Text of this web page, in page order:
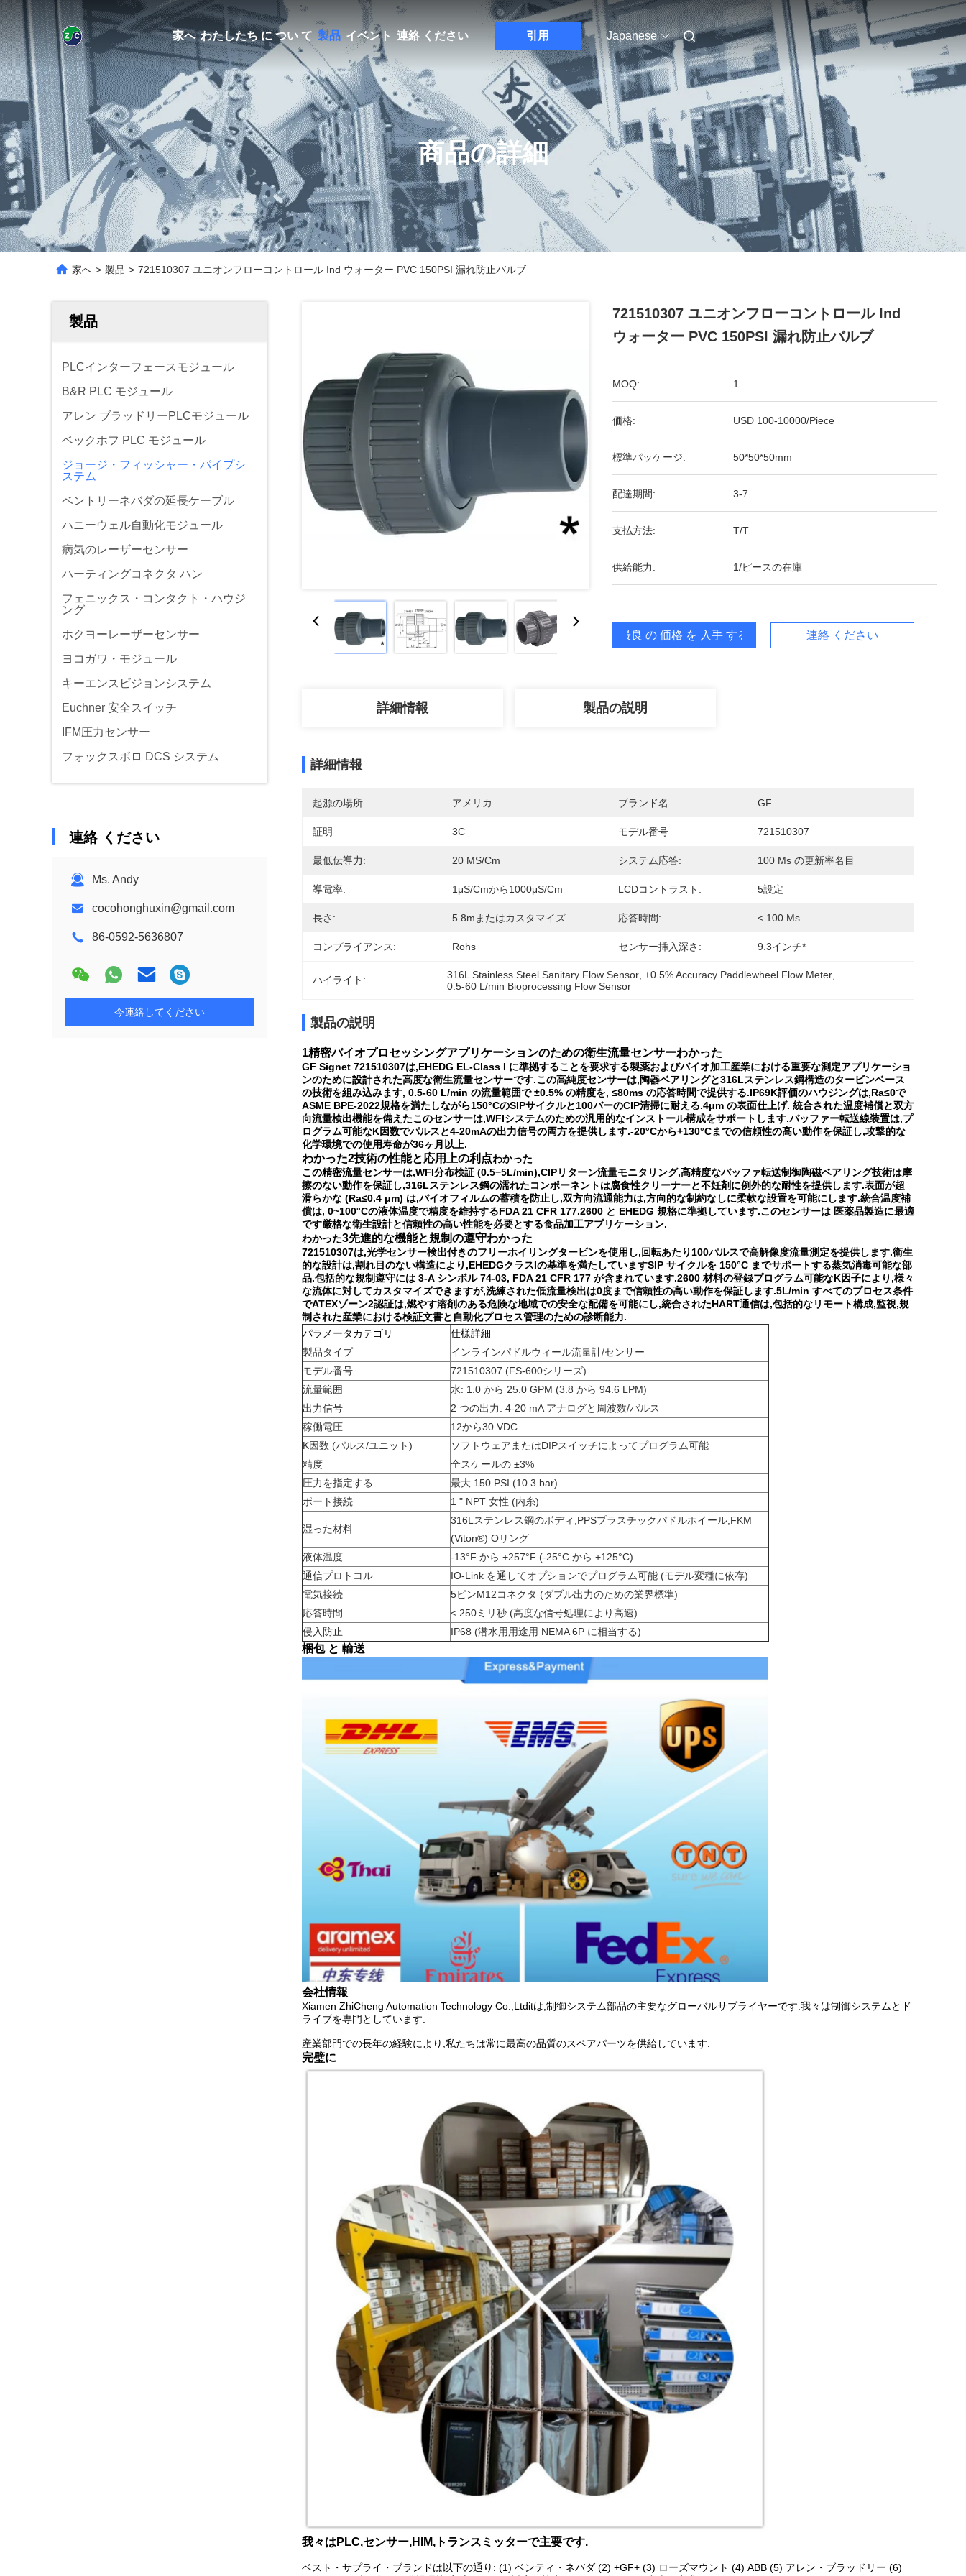
家へ わたしたち に つい て 製品 イベント 連絡 ください 引用 Japanese
商品の詳細
家へ > 製品 > 721510307 ユニオンフローコントロール Ind ウォーター PVC 150PSI 漏れ防止バルブ
製品
PLCインターフェースモジュール
B&R PLC モジュール
アレン ブラッドリーPLCモジュール
ベックホフ PLC モジュール
ジョージ・フィッシャー・パイプシ
ステム
ベントリーネバダの延長ケーブル
ハニーウェル自動化モジュール
病気のレーザーセンサー
ハーティングコネクタ ハン
フェニックス・コンタクト・ハウジ
ング
ホクヨーレーザーセンサー
ヨコガワ・モジュール
キーエンスビジョンシステム
Euchner 安全スイッチ
IFM圧力センサー
フォックスボロ DCS システム
連絡 ください
Ms. Andy
cocohonghuxin@gmail.com
86-0592-5636807
今連絡してください
721510307 ユニオンフローコントロール Ind
ウォーター PVC 150PSI 漏れ防止バルブ
MOQ: 1
価格: USD 100-10000/Piece
標準パッケージ: 50*50*50mm
配達期間: 3-7
支払方法: T/T
供給能力: 1/ピースの在庫
最良 の 価格 を 入手 する 連絡 ください
詳細情報 製品の説明
詳細情報
起源の場所 アメリカ ブランド名 GF
証明 3C モデル番号 721510307
最低伝導力: 20 ΜS/cm システム応答: 100 Ms の更新率名目
導電率: 1μS/cmから1000μS/cm LCDコントラスト: 5設定
長さ: 5.8mまたはカスタマイズ 応答時間: < 100 Ms
コンプライアンス: Rohs センサー挿入深さ: 9.3インチ*
ハイライト: 316L Stainless Steel Sanitary Flow Sensor , ±0.5% Accuracy Paddlewheel Flow Meter
0.5-60 L/min Bioprocessing Flow Sensor
製品の説明
1精密バイオプロセッシングアプリケーションのための衛生流量センサーわかった
GF Signet 721510307は,EHEDG EL-Class I に準拠することを要求する製薬およびバイオ加工産業における重要な測定アプリケーショ
ンのために設計された高度な衛生流量センサーです.この高純度センサーは,陶器ベアリングと316Lステンレス鋼構造のタービンベース
の技術を組み込みます, 0.5-60 L/min の流量範囲で ±0.5% の精度を, ≤80ms の応答時間で提供する.IP69K評価のハウジングは,Ra≤0で
ASME BPE-2022規格を満たしながら150°CのSIPサイクルと100バーのCIP清掃に耐える.4μm の表面仕上げ. 統合された温度補償と双方
向流量検出機能を備えたこのセンサーは,WFIシステムのための汎用的なインストール構成をサポートします.バッファー転送線装置は,プ
ログラム可能なK因数でパルスと4-20mAの出力信号の両方を提供します.-20°Cから+130°Cまでの信頼性の高い動作を保証し,攻撃的な
化学環境での使用寿命が36ヶ月以上.
わかった2技術の性能と応用上の利点わかった
この精密流量センサーは,WFI分布検証 (0.5−5L/min),CIPリターン流量モニタリング,高精度なバッファ転送制御陶磁ベアリング技術は摩
擦のない動作を保証し,316Lステンレス鋼の濡れたコンポーネントは腐食性クリーナーと不妊剤に例外的な耐性を提供します.表面が超
滑らかな (Ra≤0.4 μm) は,バイオフィルムの蓄積を防止し,双方向流通能力は,方向的な制約なしに柔軟な設置を可能にします.統合温度補
償は, 0~100°Cの液体温度で精度を維持するFDA 21 CFR 177.2600 と EHEDG 規格に準拠しています.このセンサーは 医薬品製造に最適
です厳格な衛生設計と信頼性の高い性能を必要とする食品加工アプリケーション.
わかった3先進的な機能と規制の遵守わかった
721510307は,光学センサー検出付きのフリーホイリングタービンを使用し,回転あたり100パルスで高解像度流量測定を提供します.衛生
的な設計は,割れ目のない構造により,EHEDGクラスIの基準を満たしていますSIP サイクルを 150°C までサポートする蒸気消毒可能な部
品.包括的な規制遵守には 3-A シンボル 74-03, FDA 21 CFR 177 が含まれています.2600 材料の登録プログラム可能なK因子により,様々
な流体に対してカスタマイズできますが,洗練された低流量検出は0度まで信頼性の高い動作を保証します.5L/min すべてのプロセス条件
でATEXゾーン2認証は,燃やす溶剤のある危険な地域での安全な配備を可能にし,統合されたHART通信は,包括的なリモート構成,監視,規
制された産業における検証文書と自動化プロセス管理のための診断能力.
パラメータカテゴリ
仕様詳細
製品タイプ
インラインパドルウィール流量計/センサー
モデル番号
721510307 (FS-600シリーズ)
流量範囲
水: 1.0 から 25.0 GPM (3.8 から 94.6 LPM)
出力信号
2 つの出力: 4-20 mA アナログと周波数/パルス
稼働電圧
12から30 VDC
K因数 (パルス/ユニット)
ソフトウェアまたはDIPスイッチによってプログラム可能
精度
全スケールの ±3%
圧力を指定する
最大 150 PSI (10.3 bar)
ポート接続
1 " NPT 女性 (内糸)
湿った材料
316Lステンレス鋼のボディ,PPSプラスチックパドルホイール,FKM
(Viton®) Oリング
液体温度
-13°F から +257°F (-25°C から +125°C)
通信プロトコル
IO-Link を通してオプションでプログラム可能 (モデル変種に依存)
電気接続
5ピンM12コネクタ (ダブル出力のための業界標準)
応答時間
< 250ミリ秒 (高度な信号処理により高速)
侵入防止
IP68 (潜水用用途用 NEMA 6P に相当する)
梱包 と 輸送
会社情報
Xiamen ZhiCheng Automation Technology Co.,Ltditは,制御システム部品の主要なグローバルサプライヤーです.我々は制御システムとド
ライブを専門としています.
産業部門での長年の経験により,私たちは常に最高の品質のスペアパーツを供給しています.
完璧に
我々はPLC,センサー,HIM,トランスミッターで主要です.
ベスト・サプライ・ブランドは以下の通り: (1) ベンティ・ネバダ (2) +GF+ (3) ローズマウント (4) ABB (5) アレン・ブラッドリー (6)